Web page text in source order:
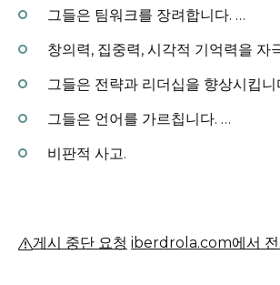
그들은 팀워크를 장려합니다. …
창의력, 집중력, 시각적 기억력을 자
그들은 전략과 리더십을 향상시킵니
그들은 언어를 가르칩니다. …
비판적 사고.
게시 중단 요청 iberdrola.com에서 전